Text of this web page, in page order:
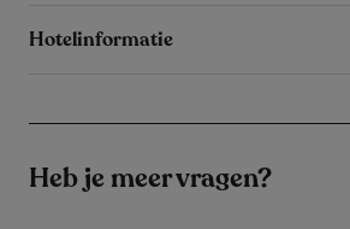
Hotelinformatie
Heb je meer vragen?